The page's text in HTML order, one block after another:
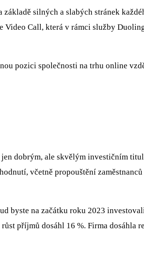
silných a slabých stránek
Call, která v rámci služby
pozici společnosti na trhu online
dobrým, ale skvělým investičním
včetně propouštění
byste na začátku roku 2023
příjmů dosáhl 16 %. Firma dosáhla